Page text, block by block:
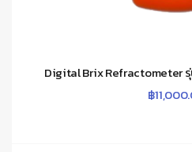
Digital Brix Refractometer รุ่
฿